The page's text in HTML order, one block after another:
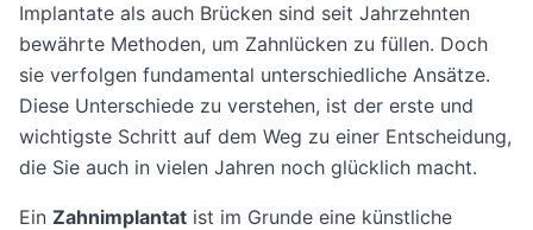
Implantate als auch Brücken sind seit Jahrzehnten
bewährte Methoden, um Zahnlücken zu füllen. Doch
sie verfolgen fundamental unterschiedliche Ansätze.
Diese Unterschiede zu verstehen, ist der erste und
wichtigste Schritt auf dem Weg zu einer Entscheidung,
die Sie auch in vielen Jahren noch glücklich macht.
Ein Zahnimplantat ist im Grunde eine künstliche